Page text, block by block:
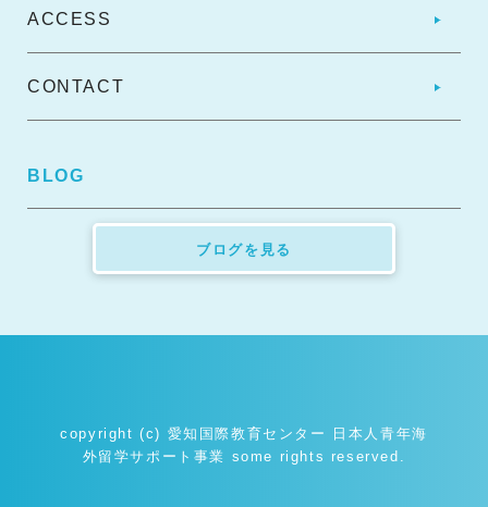
ACCESS
CONTACT
BLOG
ブログを見る
copyright (c) 愛知国際教育センター 日本人青年海
外留学サポート事業 some rights reserved.